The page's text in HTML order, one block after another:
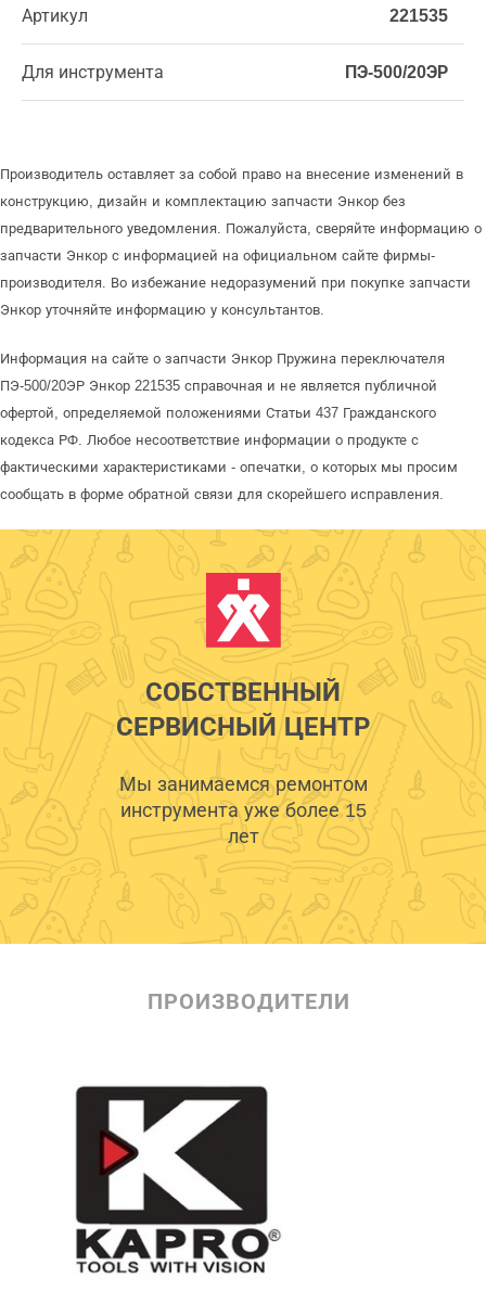
Артикул 221535
Для инструмента ПЭ-500/20ЭР
Производитель оставляет за собой право на внесение изменений в
конструкцию, дизайн и комплектацию запчасти Энкор без
предварительного уведомления. Пожалуйста, сверяйте информацию о
запчасти Энкор с информацией на официальном сайте фирмы-
производителя. Во избежание недоразумений при покупке запчасти
Энкор уточняйте информацию у консультантов.
Информация на сайте о запчасти Энкор Пружина переключателя
ПЭ-500/20ЭР Энкор 221535 справочная и не является публичной
офертой, определяемой положениями Статьи 437 Гражданского
кодекса РФ. Любое несоответствие информации о продукте с
фактическими характеристиками - опечатки, о которых мы просим
сообщать в форме обратной связи для скорейшего исправления.
СОБСТВЕННЫЙ
СЕРВИСНЫЙ ЦЕНТР
Мы занимаемся ремонтом
инструмента уже более 15
лет
ПРОИЗВОДИТЕЛИ